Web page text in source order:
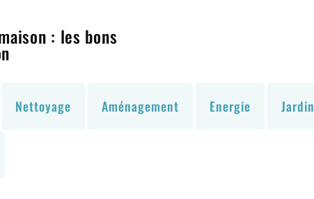
: les bons
Nettoyage Aménagement Energie Jardin